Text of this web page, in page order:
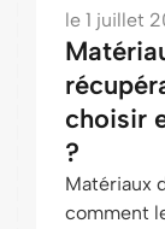
le 1 juillet
choisir
?
Matériaux
comment